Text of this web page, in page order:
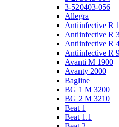
3-520403-056
Allegra
Antiinfective R 1
Antiinfective R
Antiinfective R
Antiinfective R
Avanti M 1900
Avanty 2000
Bagline
BG 1 M 3200
BG 2 M 3210
Beat 1
Beat 1.1